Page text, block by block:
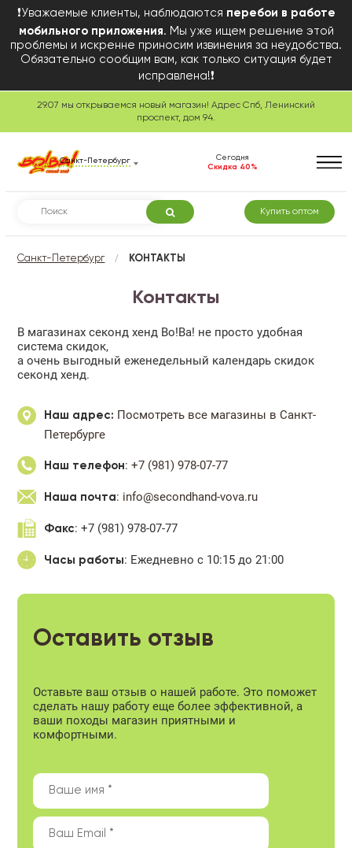
❗Уважаемые клиенты, наблюдаются перебои в работе
мобильного приложения. Мы уже ищем решение этой
проблемы и искренне приносим извинения за неудобства.
Обязательно сообщим вам, как только ситуация будет
исправлена!❗
29.07 мы открываемся новый магазин! Адрес Спб, Ленинский
проспект, дом 94.
Санкт-Петербург
Сегодня
Скидка 40%
Купить оптом
Санкт-Петербург / КОНТАКТЫ
Контакты
В магазинах секонд хенд Во!Ва! не просто удобная
система скидок,
а очень выгодный еженедельный календарь скидок
секонд хенд.
Наш адрес: Посмотреть все магазины в Санкт-
Петербурге
Наш телефон:+7 (981) 978-07-77
Наша почта: info@secondhand-vova.ru
Факс: +7 (981) 978-07-77
Часы работы: Ежедневно с 10:15 до 21:00
Оставить отзыв
Оставьте ваш отзыв о нашей работе. Это поможет
сделать нашу работу еще более эффективной, а
ваши походы магазин приятными и
комфортными.